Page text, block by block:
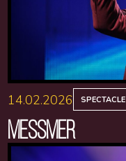
14.02.2026 SPECTACLE
MESSMER